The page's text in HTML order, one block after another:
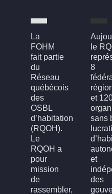
La
FOHM
fait partie
du
Réseau
québécois
des
OSBL
d’habitation
(RQOH).
Le
RQOH a
pour
mission
de
rassembler,
le
8
et
sans
et
des